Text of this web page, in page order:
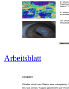
Arbeitsblatt